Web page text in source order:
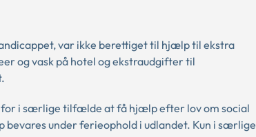
var ikke berettiget til hjælp til ekstra
og vask på hotel og ekstraudgifter til
for i særlige tilfælde at få hjælp efter lov om social
under ferieophold i udlandet. Kun i særlige